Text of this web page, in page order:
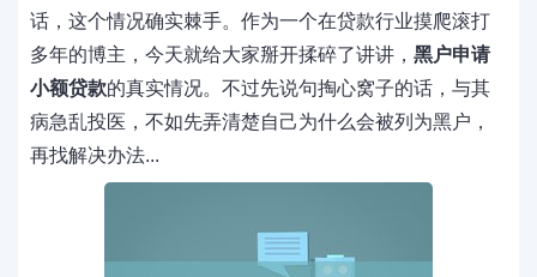
话，这个情况确实棘手。作为一个在贷款行业摸爬滚打
多年的博主，今天就给大家掰开揉碎了讲讲， 黑户申请
小额贷款的真实情况。不过先说句掏心窝子的话，与其
病急乱投医，不如先弄清楚自己为什么会被列为黑户，
再找解决办法...